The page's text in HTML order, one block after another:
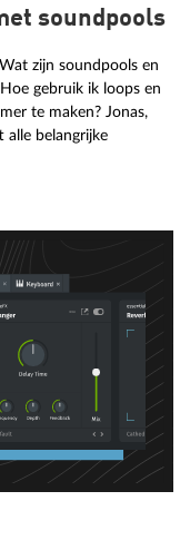
soundpools
zijn soundpools en
gebruik ik loops en
te maken? Jonas,
alle belangrijke